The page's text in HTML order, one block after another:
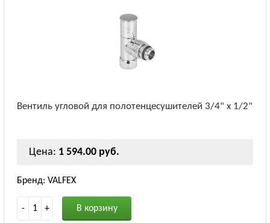
Вентиль угловой для полотенцесушителей 3/4" х 1/2"
Цена: 1 594.00 руб.
Бренд: VALFEX
- 1 + В корзину